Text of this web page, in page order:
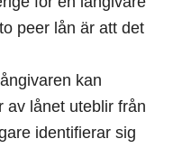
peer lån är att det
kan
av lånet uteblir från
identifierar sig